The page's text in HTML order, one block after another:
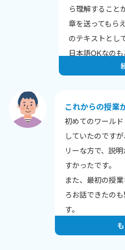
ら理解すること
章を送ってもら
のテキストとし
日本語OKなのも
これからの授業
初めてのワール
していたのです
リーな方で、説
すかったです。
また、最初の授
ろお話できたの
す。